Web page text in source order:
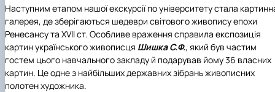
Наступним етапом нашої екскурсії по університету стала
галерея, де зберігаються шедеври світового живопису епохи
Ренесансу та XVII ст. Особливе враження справила експозиція
картин українського живописця Шишка С.Ф., який був частим
гостем цього навчального закладу й подарував йому 36 власних
картин. Це одне з найбільших державних зібрань живописних
полотен художника.